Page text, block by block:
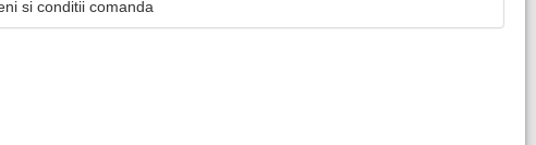
si conditii comanda